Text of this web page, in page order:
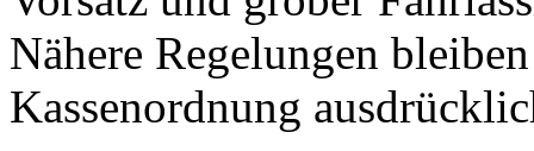
Nähere Regelungen
Kassenordnung